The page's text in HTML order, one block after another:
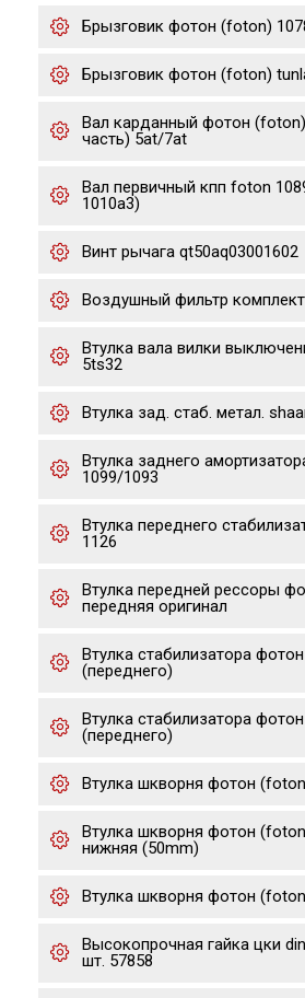
Брызговик фотон (foton)
Брызговик фотон (foton)
Вал карданный фотон
часть) 5at/7at
Вал первичный кпп foton
1010a3)
Винт рычага qt50aq03001602
Воздушный фильтр
Втулка вала вилки
5ts32
Втулка зад. стаб. метал.
Втулка заднего
1099/1093
Втулка переднего
1126
Втулка передней рессоры
передняя оригинал
Втулка стабилизатора
(переднего)
Втулка стабилизатора
(переднего)
Втулка шкворня фотон
Втулка шкворня фотон
нижняя (50mm)
Втулка шкворня фотон
Высокопрочная гайка цки
шт. 57858